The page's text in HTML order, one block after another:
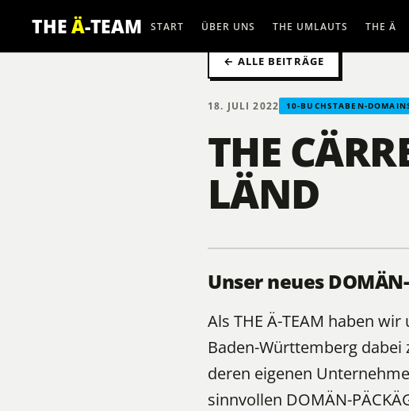
THEÄ-TEAM START ÜBER UNS THE UMLAUTS THE Ä
← ALLE BEITRÄGE
18. JULI 2022 10-BUCHSTABEN-
THE
LÄND
Unser neues
Als THE Ä-TEAM haben wir
Baden-Württemberg dabei
deren eigenen
sinnvollen DOMÄN-